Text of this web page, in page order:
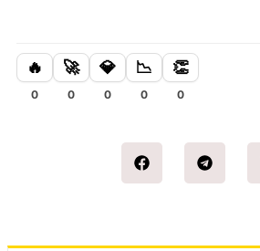
🔥
0
🚀
0
💎
0
📉
0
👏
0